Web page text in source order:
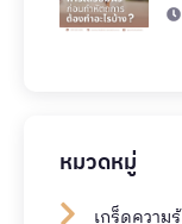
หมวดหมู่
เกร็ดความรู้